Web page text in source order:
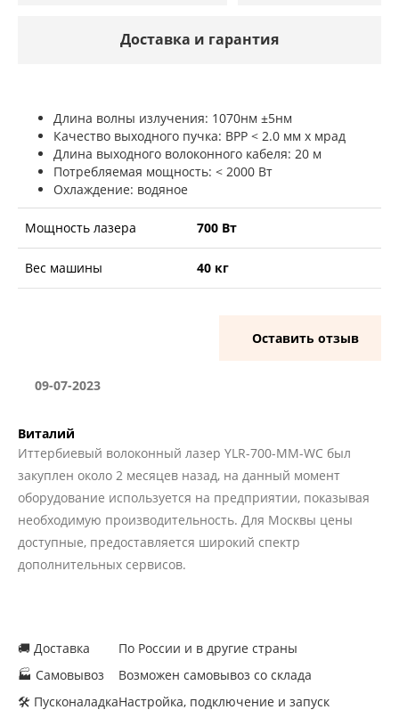
Доставка и гарантия
Длина волны излучения: 1070нм ±5нм
Качество выходного пучка: BPP < 2.0 мм х мрад
Длина выходного волоконного кабеля: 20 м
Потребляемая мощность: < 2000 Вт
Охлаждение: водяное
Мощность лазера 700 Вт
Вес машины 40 кг
Оставить отзыв
09-07-2023
Виталий
Иттербиевый волоконный лазер YLR-700-MM-WC был
закуплен около 2 месяцев назад, на данный момент
оборудование используется на предприятии, показывая
необходимую производительность. Для Москвы цены
доступные, предоставляется широкий спектр
дополнительных сервисов.
🚚 Доставка
🏭 Самовывоз
🛠 Пусконаладка
По России и в другие страны
Возможен самовывоз со склада
Настройка, подключение и запуск